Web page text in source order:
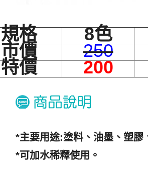
規格 8色
市價
250
特價
200
*主要用途:塗料、油墨、塑膠
*可加水稀釋使用。